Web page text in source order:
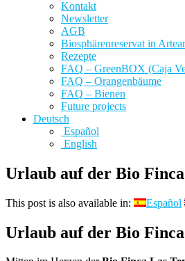
Kontakt
Newsletter
AGB
Biosphärenreservat in
Rezepte
FAQ – GreenBOX (Caja
FAQ – Orangenbäume
FAQ – Bienen
Future projects
Deutsch
Español
English
Urlaub auf der Bio
This post is also available in: Español
Urlaub auf der Bio